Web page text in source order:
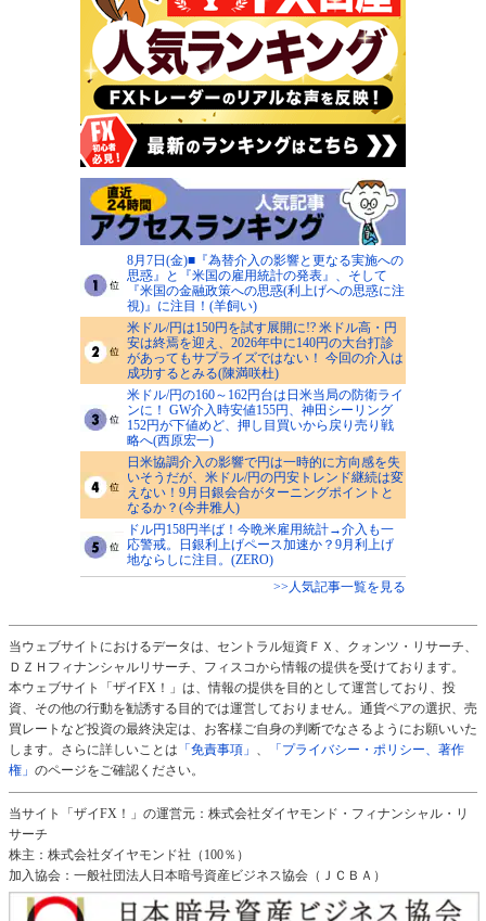
8月7日(金)■『為替介入の影響と更なる実施への
思惑』と『米国の雇用統計の発表』、そして
『米国の金融政策への思惑(利上げへの思惑に注
視)』に注目！(羊飼い)
米ドル/円は150円を試す展開に!? 米ドル高・円
安は終焉を迎え、2026年中に140円の大台打診
があってもサプライズではない！ 今回の介入は
成功するとみる(陳満咲杜)
米ドル/円の160～162円台は日米当局の防衛ライ
ンに！ GW介入時安値155円、神田シーリング
152円が下値めど、押し目買いから戻り売り戦
略へ(西原宏一)
日米協調介入の影響で円は一時的に方向感を失
いそうだが、米ドル/円の円安トレンド継続は変
えない！9月日銀会合がターニングポイントと
なるか？(今井雅人)
ドル円158円半ば！今晩米雇用統計→介入も一
応警戒。日銀利上げペース加速か？9月利上げ
地ならしに注目。(ZERO)
>>人気記事一覧を見る
当ウェブサイトにおけるデータは、セントラル短資ＦＸ、クォンツ・リサーチ、
ＤＺＨフィナンシャルリサーチ、フィスコから情報の提供を受けております。
本ウェブサイト「ザイFX！」は、情報の提供を目的として運営しており、投
資、その他の行動を勧誘する目的では運営しておりません。通貨ペアの選択、売
買レートなど投資の最終決定は、お客様ご自身の判断でなさるようにお願いいた
します。さらに詳しいことは 「免責事項」
「プライバシー・ポリシー、著作
権」 のページをご確認ください。
当サイト「ザイFX！」の運営元：株式会社ダイヤモンド・フィナンシャル・リ
サーチ
株主：株式会社ダイヤモンド社（100％）
加入協会：一般社団法人日本暗号資産ビジネス協会（ＪＣＢＡ）